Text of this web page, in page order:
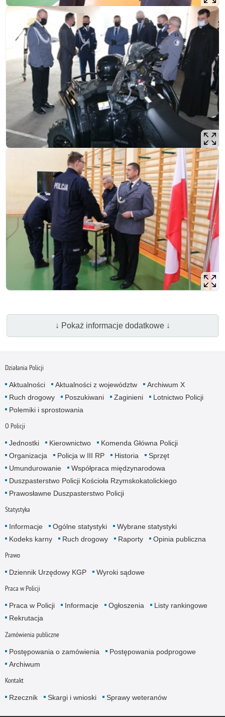
↓ Pokaż informacje dodatkowe ↓
Działania Policji
Aktualności Aktualności z województw
Archiwum X
Ruch drogowy
Poszukiwani Zaginieni
Lotnictwo Policji
Polemiki i sprostowania
O Policji
Jednostki Kierownictwo
Komenda Główna Policji
Organizacja
Policja w III RP Historia
Sprzęt
Umundurowanie
Współpraca międzynarodowa
Duszpasterstwo Policji Kościoła Rzymskokatolickiego
Prawosławne Duszpasterstwo Policji
Statystyka
Informacje Ogólne statystyki
Wybrane statystyki
Kodeks karny
Ruch drogowy Raporty Opinia publiczna
Prawo
Dziennik Urzędowy KGP Wyroki sądowe
Praca w Policji
Praca w Policji Informacje Ogłoszenia
Listy rankingowe
Rekrutacja
Zamówienia publiczne
Postępowania o zamówienia
Postępowania podprogowe
Archiwum
Kontakt
Rzecznik Skargi i wnioski Sprawy weteranów